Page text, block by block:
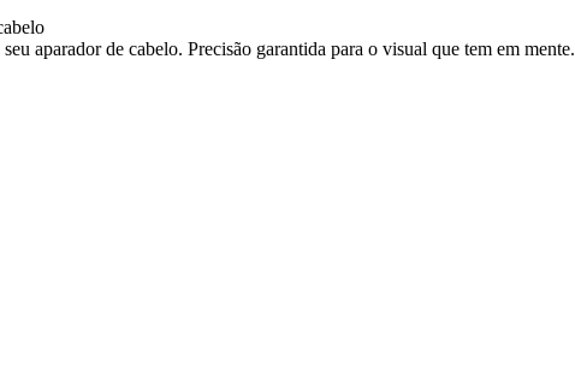
aparador de cabelo. Precisão garantida para o visual que tem em mente.